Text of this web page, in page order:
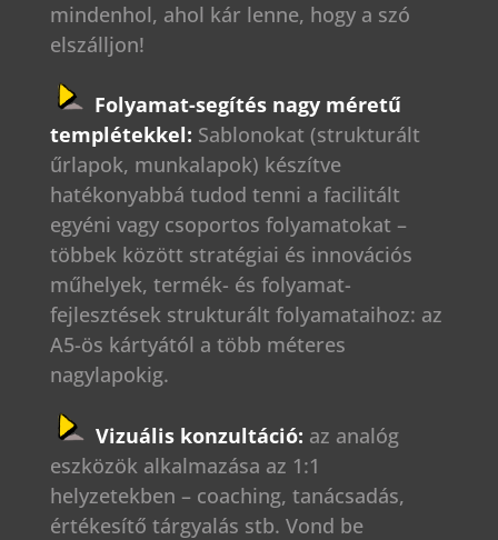
mindenhol, ahol kár lenne, hogy a szó
elszálljon!
Folyamat-segítés nagy méretű
templétekkel: Sablonokat (strukturált
űrlapok, munkalapok) készítve
hatékonyabbá tudod tenni a facilitált
egyéni vagy csoportos folyamatokat –
többek között stratégiai és innovációs
műhelyek, termék- és folyamat-
fejlesztések strukturált folyamataihoz: az
A5-ös kártyától a több méteres
nagylapokig.
Vizuális konzultáció: az analóg
eszközök alkalmazása az 1:1
helyzetekben – coaching, tanácsadás,
értékesítő tárgyalás stb. Vond be